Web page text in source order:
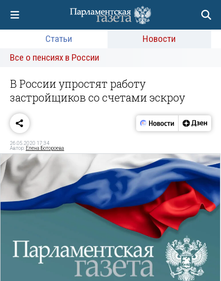
Статьи
Новости
Все о пенсиях в России
В России упростят работу
застройщиков со счетами эскроу
26.05.2020 17:34
Автор: Елена Ботороева